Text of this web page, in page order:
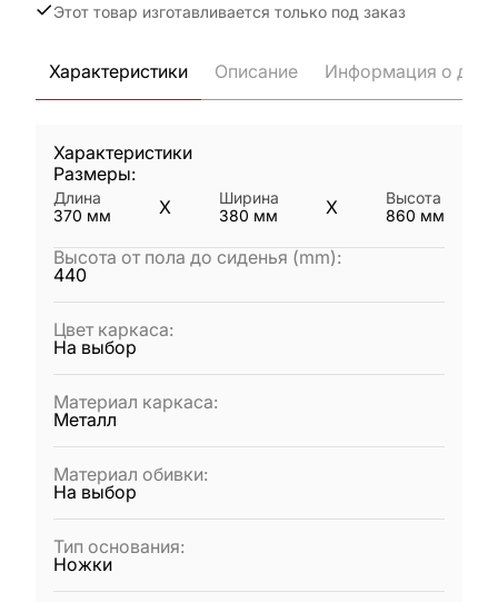
Этот товар изготавливается только под заказ
Характеристики Описание Информация о
Характеристики
Размеры:
Длина
370 мм X
Ширина
380 мм X
Высота
860 мм
Высота от пола до сиденья (mm):
440
Цвет каркаса:
На выбор
Материал каркаса:
Металл
Материал обивки:
На выбор
Тип основания:
Ножки